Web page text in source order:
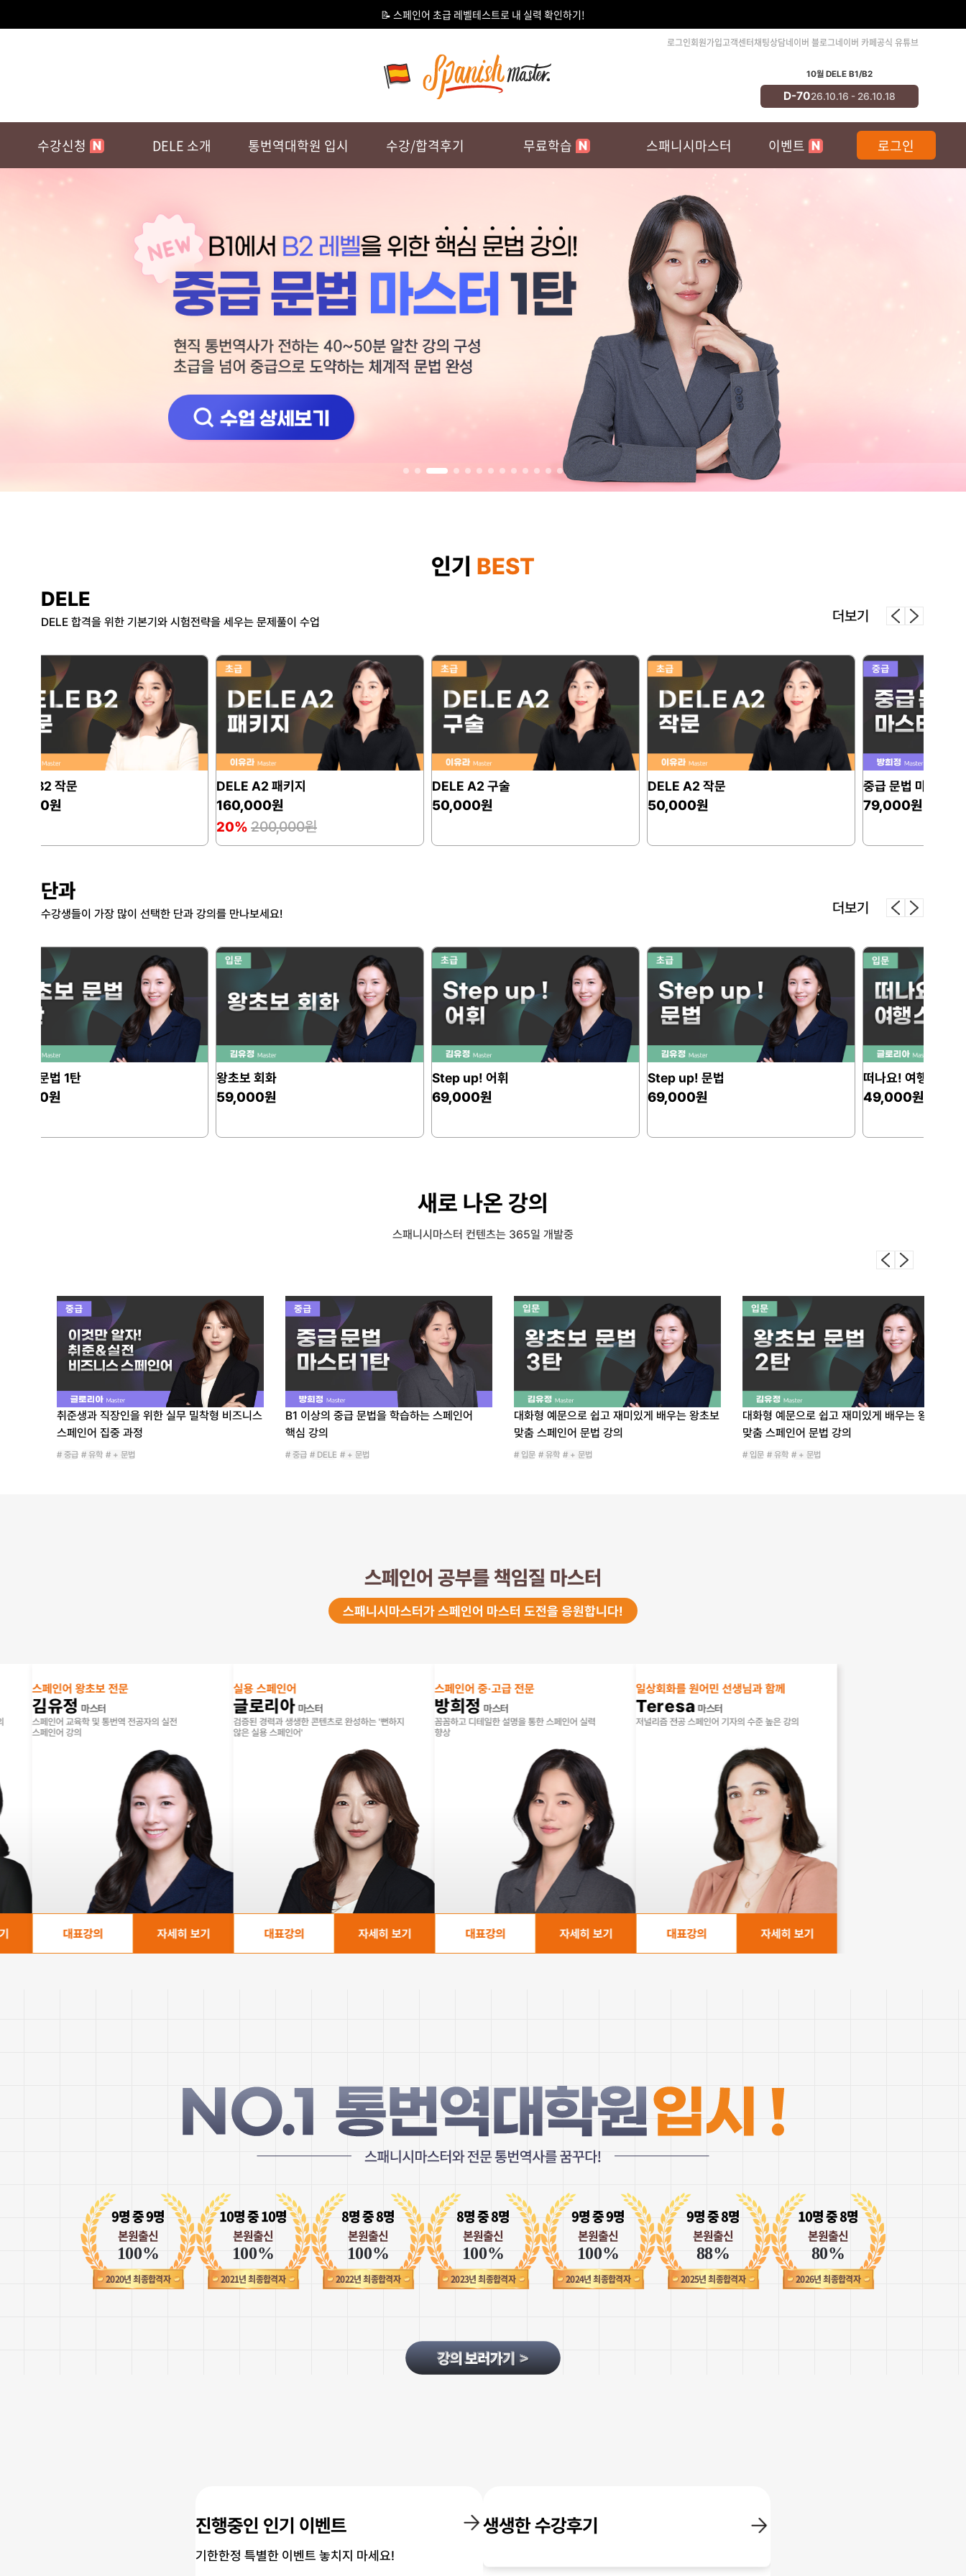
📝 스페인어 초급 레벨테스트 로 내 실력 확인하기!
🎫 스페인어 전공생 인증하고10% 할인 쿠폰 받자!
NEW✨초급 스페인어 어휘와 문법 940제
로그인회원가입고객센터채팅상담네이버 블로그네이버 카페공식 유튜브
통대입시 예상
D-78 26.10.24 - 26.10.24
10월 DELE B1/B2
D-7026.10.16 - 26.10.18
수강신청 DELE 소개 통번역대학원 입시 수강/합격후기 무료학습 스패니시마스터 이벤트 로그인
인기 BEST
DELE
DELE 합격을 위한 기본기와 시험전략을 세우는 문제풀이 수업
DELE A2 패키지
160,000원
DELE A2 구술
50,000원
DELE A2 작문
50,000원
중급 문법 마스터 2탄
79,000원
중급 문법 마스
79,000원
더보기
단과
수강생들이 가장 많이 선택한 단과 강의를 만나보세요!
왕초보 회화
59,000원
Step up! 어휘
69,000원
Step up! 문법
69,000원
떠나요! 여행 스페인어
49,000원 79,000원
더보기
새로 나온 강의
스패니시마스터 컨텐츠는 365일 개발중
밀착형 비즈니스
B1 이상의 중급 문법을 학습하는 스페인어
핵심 강의
# 중급 # DELE
대화형 예문으로 쉽고 재미있게 배우는 왕초보
# 입문 # 유학
대화형 예문으로 쉽고 재미있게 배우는 왕초보
맞춤 스페인어 문법 강의
# 입문 # 유학
대화형 예문으로 쉽고 재미있게 배우는
맞춤 스페인어 문법 강의
# 입문 # 유학
스페인어 공부를 책임질 마스터
스패니시마스터가 스페인어 마스터 도전을 응원합니다!
페인어 왕초보 전문
유정마스터
페인어 교육학 및 통번역 전공자의 실전
페인어 강의
대표강의 자세히 보기
실용 스페인어
글로리아마스터
검증된 경력과 생생한 콘텐츠로 완성하는 '뻔하지
않은 실용 스페인어'
대표강의 자세히 보기
스페인어 중·고급 전문
방희정마스터
꼼꼼하고 디테일한 설명을 통한 스페인어 실력
대표강의 자세히 보기
일상회화를 원어민 선생님과 함께
Teresa마스터
저널리즘 전공 스페인어 기자의 수준 높은 강의
대표강의 자세히 보기
9명 중 9명
본원출신
100%
2020년 최종합격자
10명 중 10명
본원출신
100%
2021년 최종합격자
8명 중 8명
본원출신
100%
2022년 최종합격자
8명 중 8명
본원출신
100%
2023년 최종합격자
9명 중 9명
본원출신
100%
2024년 최종합격자
9명 중 8명
본원출신
88%
2025년 최종합격자
10명 중 8명
본원출신
80%
2026년 최종합격자
진행중인 인기 이벤트
기한한정 특별한 이벤트 놓치지 마세요!
생생한 수강후기
왕초보 발음
1. 시험 준비 시작 시기 및 시험 준비기간
시험 목표는 아니고 개인적 성취 목적입니다.
2. 학습 목표
여행지에 갔을 때 주문을 하거나 호텔 체크인, 간단한
외우는 것이 너무 싫어요.. 억지로 외우기 보다 그냥
외워지고 익숙해지도록 많이 봅니다.
4. 수업에 대한 후기 (학습이 어떻게 도움이 되었는지
상세히 설명해주시면 좋습니다.)
강의 길이가 짧아서 좋아요. 개인적으로는 1.2 배속 정도
하고 보니까 더 좋더라구요. 앞으로 남은 강의도 열심히
왕초보 문법 1탄
용*형
김유정 선생님 감사합니다.
20년만에 스페인어를 다시 배우고 싶어서 검색하다가
스패니시마스터에 패키지 강의가 있어서 신청해서
왕초보 문법부터 듣는 중입니다.
김유정 선생님께서 주제별로 명확하고 쉽게 설명을
잘해주셔서 잊고있던 기억들이 되살아나고,
스페인어에 대한 재미와 열정을 다시 불태우는 중입니다.
남은기간 분발해서 델레 강의까지 다 들어볼게요!
스페인어 자문자답 질문일기 365
고고 고고씽
오늘처음알았는데
고고 고고씽
오늘처음알았는데
여기서 많이 배워야겠어요.
그라시아스
스페인어 초급의 공부다짐!!!
왕초보 문법 1탄
이*숙 김유정 선생님 감사합니다
스패니시마스터로 인강 시작한건 작년부터였지만 직장
병행하며 정말 꾸준히 하기가 힘들었어요.
올해 하반기 델레시험을 보겠다는 목표를 세우고 올해는
1탄까지 마무리했습니다.
있어서 좋습니다.
왕초보 문법 1탄
이*숙 드디어 왕초보 문법 1탄 마무리
작년 직장 다니면서 여러번 등록했다 다 못듣고 또
재수강하고 하기를 반복하다가
올해는 맘 잡고 드디어! 왕초보 어휘와 왕초보 문법1탄을
마무리했습니다.
아직 2탄, 3탄에 스텝업까지 갈길이 멀지만 올해
델레시험 목표를 향해 열심히 해보겠습니다.
왕초보 문법 1탄
배*한 쉽게 배우는 스페인어!
접근하고 공부하여 너무 좋아요
스페인어 능력시험 목표로 열심히 공부하고 꾸준히
해야겠어요
태블릿으로 수강과 필기까지 가능해서 공부가 쉬워요!
왕초보 발음
많이 되었어요.
왕초보 발음 강의를 다 듣고나니 어느새 제가 단어를 읽을
수 있게 되었더라구요.
않을 것 같아요.
선생님 덕분에 스페인어에 더욱더 흥미가 생겼습니다.
왕초보 문법 1탄
유*호
고민끝에 선택한 스패니시 마스터
틈틈히 인강수업 반복해서 학습중입니다.
듣고 있습니다. 수강기간 종료시점이 되면 무료 기간
연장이 되어 3~4번이상 학습하니 굳이 외우고 쓰지
않아도 좋네요.열심히 해보려 합니다
왕초보 문법 1탄
정*돈
수강하길 잘 했다는 생각이 들어요 ㅎㅎ
아직까진 이해안되고 넘어가거나 하는거 없이 어떤
특이사항들도 다 콕콕 집어서 설명해주시고 영상도
하나에 20-30분정도라서 부담없이 들을수 있다보니
막힘없이 술술 나가고있네요ㅎㅎ
일상생활이 가능 할 정도로는 갈고닦아야 하지 않을까
싶어서 시작한 공부인데 열심히 해봐야겠어요
개인 태블릿이 있어서 수업자료에 올라온 pdf파일
다운받고 영상시청하면서 같이 강의자료 보면되니
편하고 책도 따로 구매하지 않아도 되서 여러모로 너무
좋습니다
감동하지 않을 수 없겠더라고요 ㅠㅠㅠ
잘 선택한 것 같아서 뿌듯합니다!!
왕초보 문법 1탄
A1, A2 목표를 잡고 학습 하려 수강들은 수강생입니다.
기초 부분이 부족해 수강을 듣게 되었는데, 쉽게 암기가
되고, 학습하는데 재미가 있어 중도포기 확률도 낮아져서
다음 강의까지 도전해볼 용기가 생기는 것 같아요! 복습
동영상 시청 부분이 아직 버릇이 되질 않아서 그 부분은
제가 노력해야 할 것 같습니다..!
인사말을 나누는 수준!
3. 학습 방법(교재와 강의)과 팁